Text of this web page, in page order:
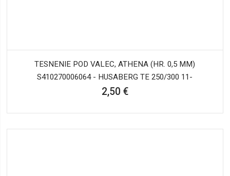
TESNENIE POD VALEC, ATHENA (HR. 0,5 MM)
S410270006064 - HUSABERG TE 250/300 11-
2,50 €